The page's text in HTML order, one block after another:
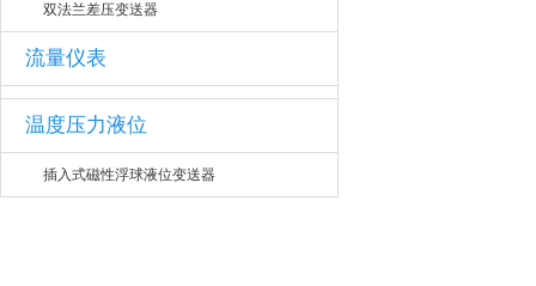
双法兰差压变送器
流量仪表
温度压力液位
插入式磁性浮球液位变送器